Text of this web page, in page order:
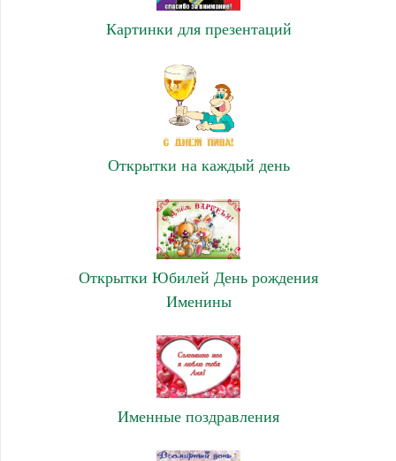
Картинки для презентаций
Открытки на каждый день
Открытки Юбилей День рождения
Именины
Именные поздравления